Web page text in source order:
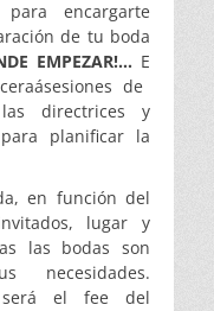
encargarte
de tu boda
EMPEZAR!… E
de
directrices y
planificar la
en función del
lugar y
las bodas son
necesidades.
será el fee del